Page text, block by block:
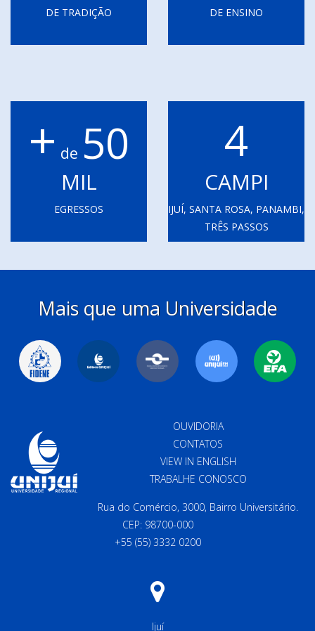
DE TRADIÇÃO DE ENSINO
+ de 50
MIL
EGRESSOS
4
CAMPI
IJUÍ, SANTA ROSA, PANAMBI,
TRÊS PASSOS
Mais que uma Universidade
OUVIDORIA
CONTATOS
VIEW IN ENGLISH
TRABALHE CONOSCO
Rua do Comércio, 3000, Bairro Universitário.
CEP: 98700-000
+55 (55) 3332 0200
Ijuí